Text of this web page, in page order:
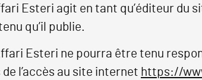
Esteri agit en tant qu’éditeur du
qu’il publie.
Esteri ne pourra être tenu
de l’accès au site internet https://